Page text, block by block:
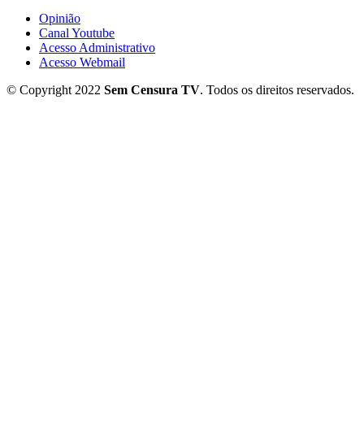
Opinião
Canal Youtube
Acesso Administrativo
Acesso Webmail
© Copyright 2022 Sem Censura TV. Todos os direitos reservados.